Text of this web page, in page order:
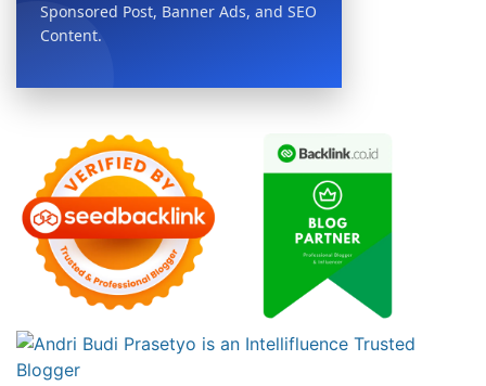
Sponsored Post, Banner Ads, and SEO
Content.